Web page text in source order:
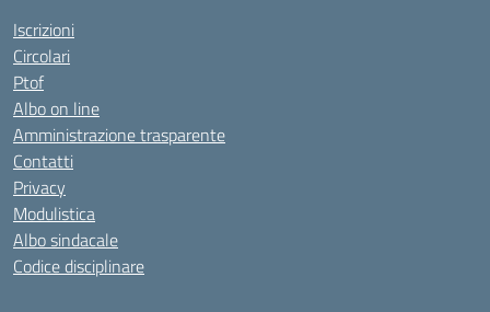
Iscrizioni
Circolari
Ptof
Albo on line
Amministrazione trasparente
Contatti
Privacy
Modulistica
Albo sindacale
Codice disciplinare